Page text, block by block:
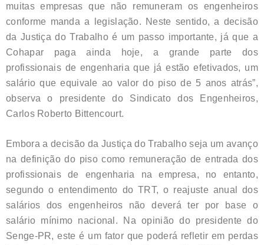
muitas empresas que não remuneram os engenheiros
conforme manda a legislação. Neste sentido, a decisão
da Justiça do Trabalho é um passo importante, já que a
Cohapar paga ainda hoje, a grande parte dos
profissionais de engenharia que já estão efetivados, um
salário que equivale ao valor do piso de 5 anos atrás”,
observa o presidente do Sindicato dos Engenheiros,
Carlos Roberto Bittencourt.
Embora a decisão da Justiça do Trabalho seja um avanço
na definição do piso como remuneração de entrada dos
profissionais de engenharia na empresa, no entanto,
segundo o entendimento do TRT, o reajuste anual dos
salários dos engenheiros não deverá ter por base o
salário mínimo nacional. Na opinião do presidente do
Senge-PR, este é um fator que poderá refletir em perdas